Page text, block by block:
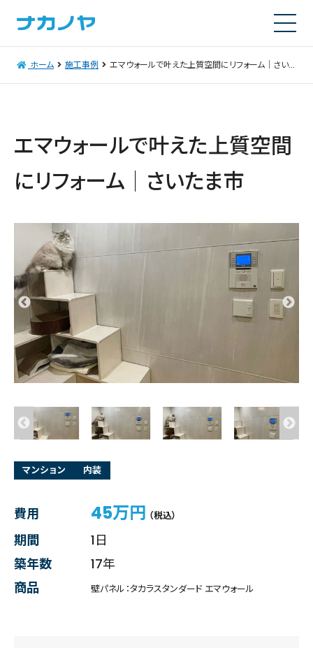
ホーム 施工事例 エマウォールで叶えた上質空間にリフォーム｜さいたま市
エマウォールで叶えた上質空間
にリフォーム｜さいたま市
マンション 内装
費用 45万円 （税込）
期間
1日
築年数
17年
商品
壁パネル：タカラスタンダード エマウォール